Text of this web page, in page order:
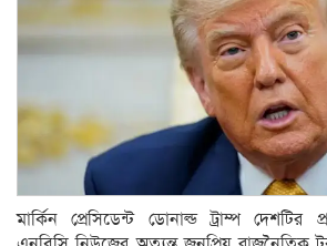
মার্কিন প্রেসিডেন্ট ডোনাল্ড ট্রাম্প দেশটির